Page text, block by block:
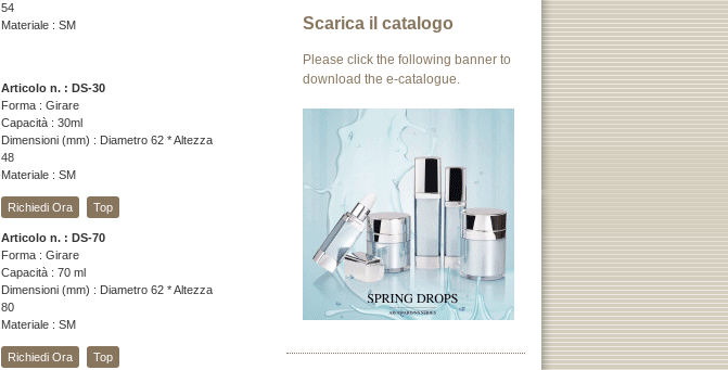
54
Materiale : SM
Articolo n. : DS-30
Forma : Girare
Capacità : 30ml
Dimensioni (mm) : Diametro 62 * Altezza
48
Materiale : SM
Richiedi Ora Top
Articolo n. : DS-70
Forma : Girare
Capacità : 70 ml
Dimensioni (mm) : Diametro 62 * Altezza
80
Materiale : SM
Richiedi Ora Top
Scarica il catalogo
Please click the following banner to
download the e-catalogue.